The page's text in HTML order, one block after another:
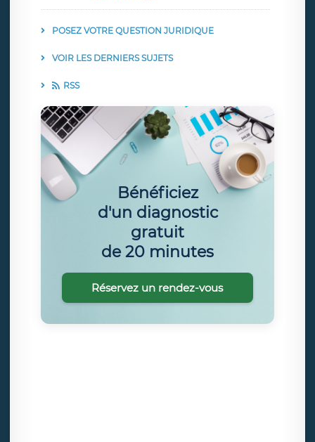
POSEZ VOTRE QUESTION JURIDIQUE
VOIR LES DERNIERS SUJETS
RSS
Bénéficiez
d'un diagnostic
gratuit
de 20 minutes
Réservez un rendez-vous